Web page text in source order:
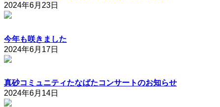
2024年6月23日
今年も咲きました
2024年6月17日
真砂コミュニティたなばたコンサートのお知らせ
2024年6月14日